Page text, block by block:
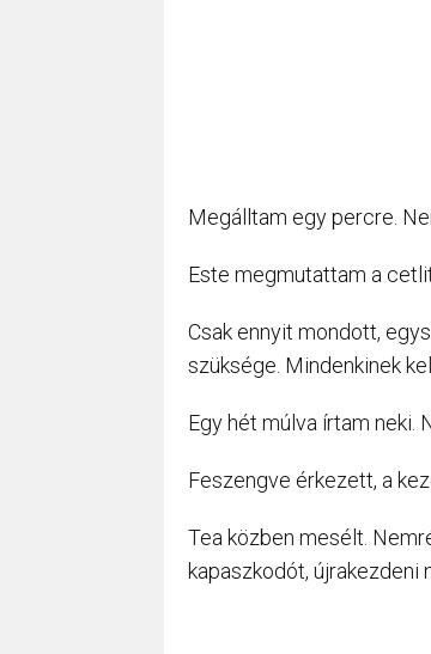
Megálltam egy percre.
Este megmutattam a
Csak ennyit mondott,
szüksége. Mindenkinek
Egy hét múlva írtam neki.
Feszengve érkezett, a
Tea közben mesélt.
kapaszkodót, újrakezdeni